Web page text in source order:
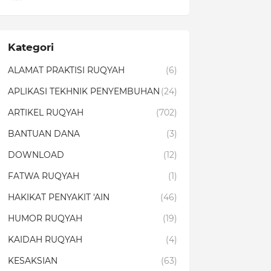
Kategori
ALAMAT PRAKTISI RUQYAH
(6)
APLIKASI TEKHNIK PENYEMBUHAN (24)
ARTIKEL RUQYAH
(702)
BANTUAN DANA
(3)
DOWNLOAD
(12)
FATWA RUQYAH
(1)
HAKIKAT PENYAKIT 'AIN
(46)
HUMOR RUQYAH
(19)
KAIDAH RUQYAH
(4)
KESAKSIAN
(63)